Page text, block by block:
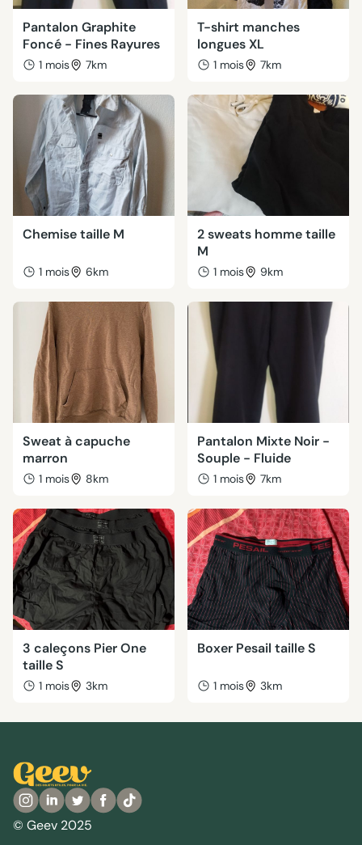
Pantalon Graphite
Foncé - Fines Rayures
1 mois 7km
T-shirt manches
longues XL
1 mois 7km
Chemise taille M
1 mois 6km
2 sweats homme taille
M
1 mois 9km
Sweat à capuche
marron
1 mois 8km
Pantalon Mixte Noir -
Souple - Fluide
1 mois 7km
3 caleçons Pier One
taille S
1 mois 3km
Boxer Pesail taille S
1 mois 3km
© Geev 2025